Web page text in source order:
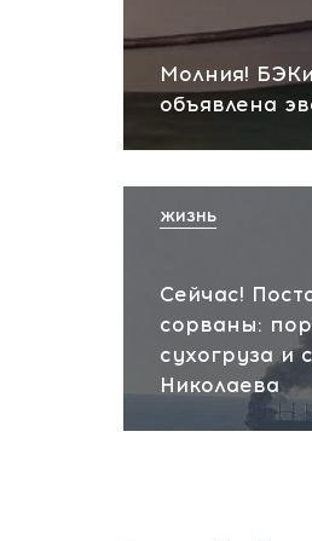
Молния!
объявлена
Сейчас!
сорваны:
сухогруза и
Николаева
ЖИЗНЬ